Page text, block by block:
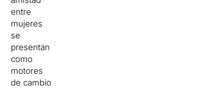
entre
mujeres
se
presentan
como
motores
de cambio